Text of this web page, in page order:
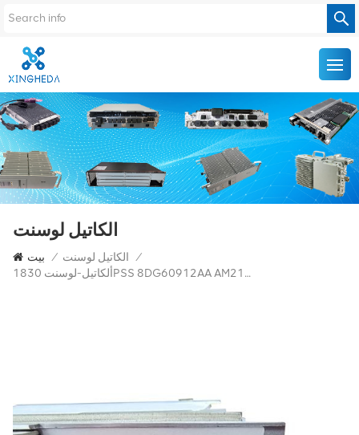
الكاتيل لوسنت
بيت / الكاتيل لوسنت /
ألكاتيل-لوسنت 1830PSS 8DG60912AA AM2125B